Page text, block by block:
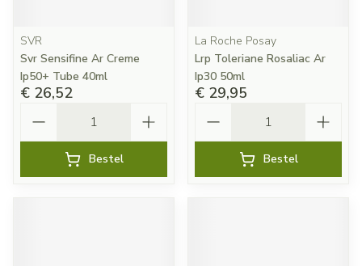
SVR
Svr Sensifine Ar Creme
Ip50+ Tube 40ml
€ 26,52
Bestel
La Roche Posay
Lrp Toleriane Rosaliac Ar
Ip30 50ml
€ 29,95
Bestel